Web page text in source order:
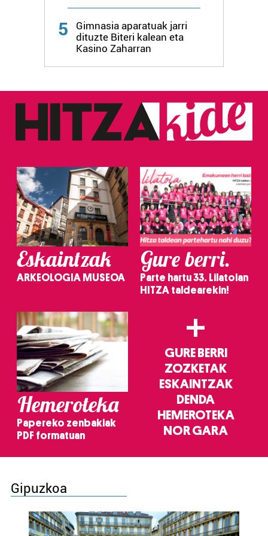
Webgune honek cookie propioak eta hirugarrenen cookie-
fitxategiak erabiltzen ditu. Zure esperientzia eta
zerbitzuak hobetzeko asmoz, cookie teknologiaz
baliatzen gara. Ohar hau onartuz gero, teknologia hori
erabiltzeko baimen esplizitua ematen diguzu.Gehiago
5
Gimnasia aparatuak jarri
dituzte Biteri kalean eta
Kasino Zaharran
Eskaintzak
ARKEOLOGIA MUSEOA
Gure berri.
Parte hartu 33. Lilatoian
HITZA taldearekin!
Hemeroteka
Papereko zenbakiak
PDF formatuan
+
GURE BERRI
ZOZKETAK
ESKAINTZAK
DENDA
HEMEROTEKA
NOR GARA
Gipuzkoa